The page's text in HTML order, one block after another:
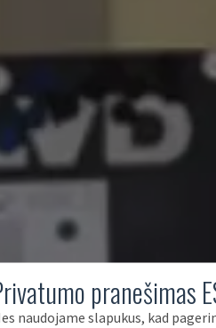
pranešimas
naudojame slapukus, kad